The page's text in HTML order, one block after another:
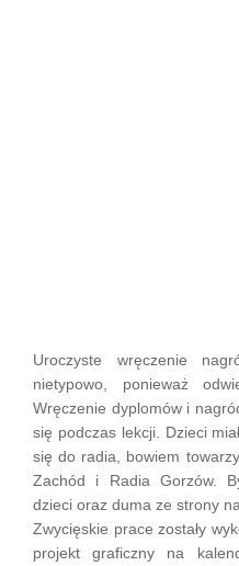
Uroczyste wręczenie
nietypowo, ponieważ
Wręczenie dyplomów i
się podczas lekcji. Dzieci
się do radia, bowiem
Zachód i Radia Gorzów.
dzieci oraz duma ze strony
Zwycięskie prace zostały
projekt graficzny na